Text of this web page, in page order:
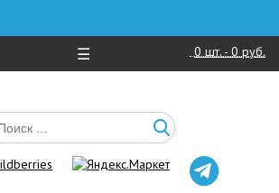
☰ 0 шт. - 0 руб.